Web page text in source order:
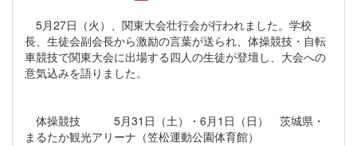
5月27日（火）、関東大会壮行会が行われました。学校
長、生徒会副会長から激励の言葉が送られ、体操競技・自転
車競技で関東大会に出場する四人の生徒が登壇し、大会への
意気込みを語りました。
体操競技 5月31日（土）・6月1日（日） 茨城県・
まるたか観光アリーナ（笠松運動公園体育館）